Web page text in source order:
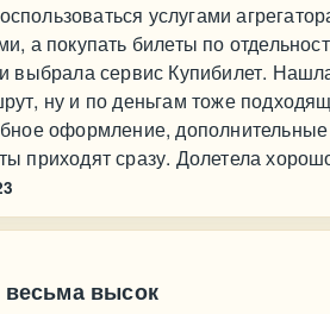
услугами
а покупать билеты по
выбрала сервис Купибилет.
ну и по деньгам тоже
оформление,
приходят сразу. Долетела
весьма высок